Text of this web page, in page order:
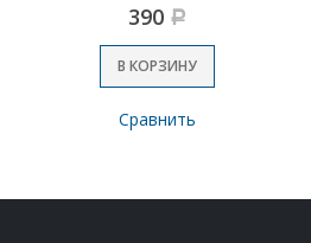
390 Р
В КОРЗИНУ
Сравнить